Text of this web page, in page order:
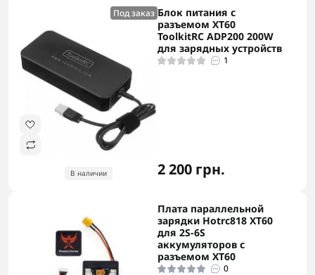
Под заказ
В наличии
Блок питания с
разъемом XT60
ToolkitRC ADP200 200W
для зарядных устройств
1
2 200 грн.
Плата параллельной
зарядки Hotrc818 XT60
для 2S-6S
аккумуляторов с
разъемом XT60
0